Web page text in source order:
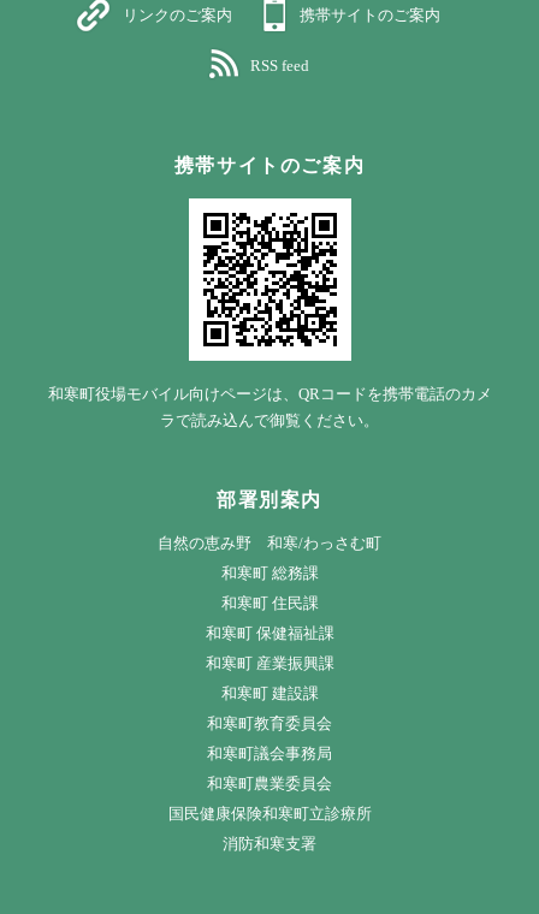
リンクのご案内 携帯サイトのご案内
RSS feed
携帯サイトのご案内
和寒町役場モバイル向けページは、QRコードを携帯電話のカメ
ラで読み込んで御覧ください。
部署別案内
自然の恵み野 和寒/わっさむ町
和寒町 総務課
和寒町 住民課
和寒町 保健福祉課
和寒町 産業振興課
和寒町 建設課
和寒町教育委員会
和寒町議会事務局
和寒町農業委員会
国民健康保険和寒町立診療所
消防和寒支署